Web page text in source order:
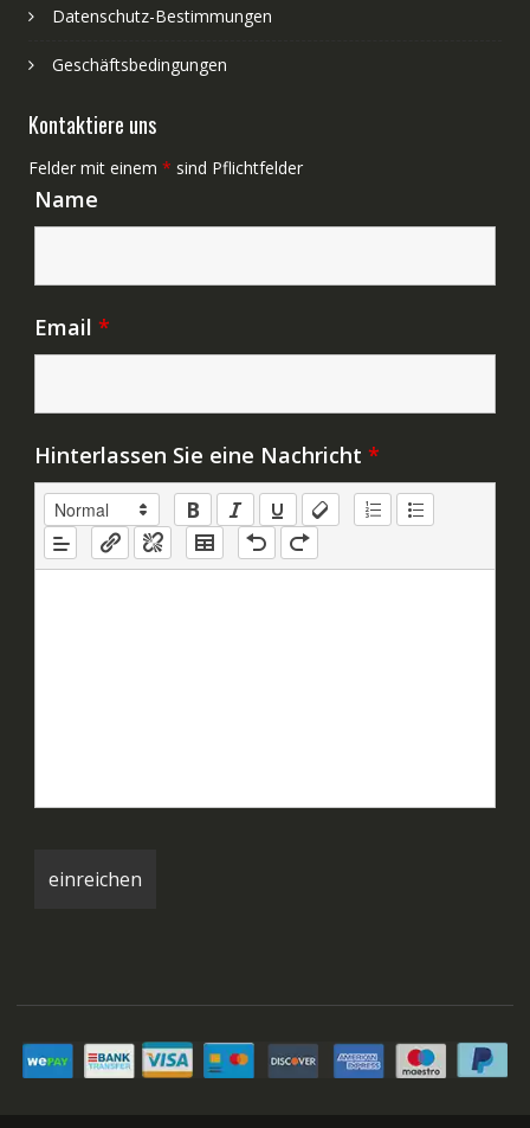
Datenschutz-Bestimmungen
Geschäftsbedingungen
Kontaktiere uns
Felder mit einem * sind Pflichtfelder
Name
Email *
Hinterlassen Sie eine Nachricht *